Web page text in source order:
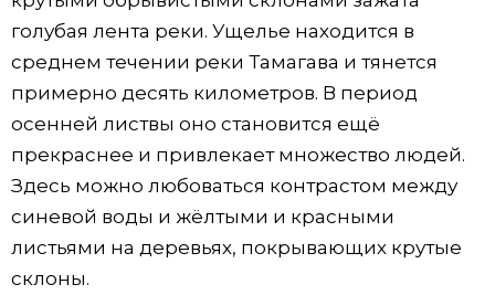
голубая лента реки. Ущелье находится в
среднем течении реки Тамагава и тянется
примерно десять километров. В период
осенней листвы оно становится ещё
прекраснее и привлекает множество людей.
Здесь можно любоваться контрастом между
синевой воды и жёлтыми и красными
листьями на деревьях, покрывающих крутые
склоны.